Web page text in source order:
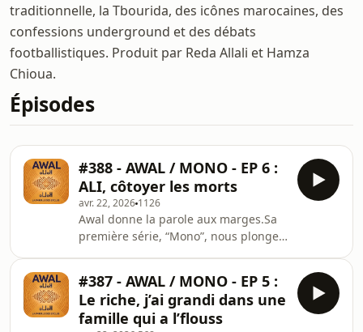
traditionnelle, la Tbourida, des icônes marocaines, des
confessions underground et des débats
footballistiques. Produit par Reda Allali et Hamza
Chioua.
Épisodes
#388 - AWAL / MONO - EP 6 :
ALI, côtoyer les morts
avr. 22, 2026 1126
Awal donne la parole aux marges.Sa
première série, “Mono”, nous plonge
l’addiction, la perte de contrôle, et la
rupture sociale qui s’installe. Des
récits humains et sans filtre.أوال يمنح
#387 - AWAL / MONO - EP 5 :
Le riche, j’ai grandi dans une
famille qui a l’flouss